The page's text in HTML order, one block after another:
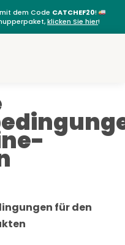
dem Code CATCHEF20!
klicken Sie hier!
für den